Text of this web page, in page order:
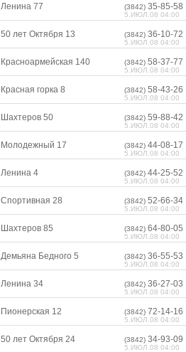
Ленина 77 (3842) 35-85-58
5.ИЮЛ.08 04:00
50 лет Октября 13 (3842) 36-10-72
5.ИЮЛ.08 04:00
Красноармейская 140 (3842) 58-37-77
5.ИЮЛ.08 04:00
Красная горка 8 (3842) 58-43-26
5.ИЮЛ.08 04:00
Шахтеров 50 (3842) 59-88-42
5.ИЮЛ.08 04:00
Молодежный 17 (3842) 44-08-17
5.ИЮЛ.08 04:00
Ленина 4 (3842) 44-25-52
5.ИЮЛ.08 04:00
Спортивная 28 (3842) 52-66-34
5.ИЮЛ.08 04:00
Шахтеров 85 (3842) 64-80-05
5.ИЮЛ.08 04:00
Демьяна Бедного 5 (3842) 36-55-53
5.ИЮЛ.08 04:00
Ленина 34 (3842) 36-27-03
5.ИЮЛ.08 04:00
Пионерская 12 (3842) 72-14-16
5.ИЮЛ.08 04:00
50 лет Октября 24 (3842) 34-93-09
5.ИЮЛ.08 04:00